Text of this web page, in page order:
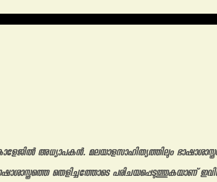
അധ്യാപകൻ. മലയാളസാഹിത്യത്തിലും
തെളിച്ചത്തോടെ പരിചയപ്പെടുത്തുകയാണ്